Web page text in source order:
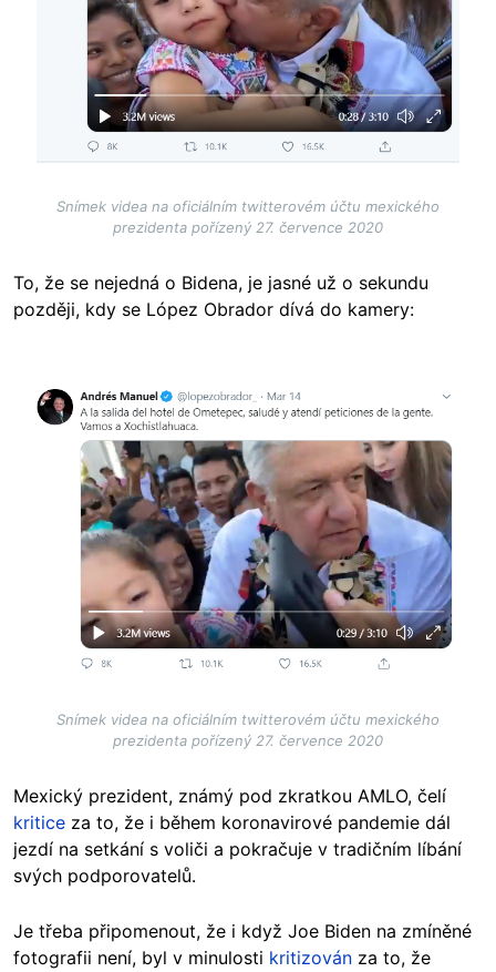
Snímek videa na oficiálním twitterovém účtu mexického
prezidenta pořízený 27. července 2020
To, že se nejedná o Bidena, je jasné už o sekundu
později, kdy se López Obrador dívá do kamery:
Image
Snímek videa na oficiálním twitterovém účtu mexického
prezidenta pořízený 27. července 2020
Mexický prezident, známý pod zkratkou AMLO, čelí
kritice za to, že i během koronavirové pandemie dál
jezdí na setkání s voliči a pokračuje v tradičním líbání
svých podporovatelů.
Je třeba připomenout, že i když Joe Biden na zmíněné
fotografii není, byl v minulosti kritizován za to, že